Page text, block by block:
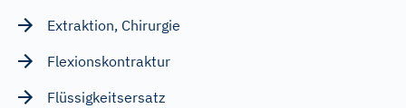
Extraktion, Chirurgie
Flexionskontraktur
Flüssigkeitsersatz